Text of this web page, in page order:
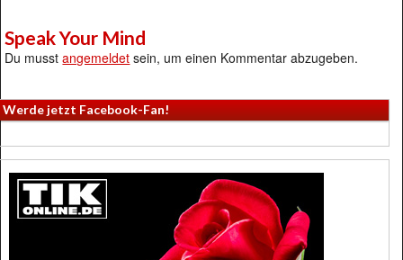
Speak Your Mind
Du musstangemeldet sein, um einen Kommentar abzugeben.
Werde jetzt Facebook-Fan!